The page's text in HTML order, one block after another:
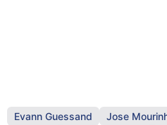
Evann Guessand Jose